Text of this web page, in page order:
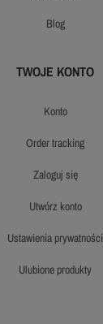
blog
TWOJE KONTO
konto
order tracking
zaloguj się
utwórz konto
ustawienia prywatności
ulubione produkty